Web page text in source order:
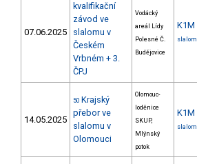
07.06.2025
kvalifikační
závod ve
slalomu v
Českém
Vrbném + 3.
ČPJ
Vodácký
areál Lídy
Polesné Č.
Budějovice
K1M
slalom
14.05.2025
50 Krajský
přebor ve
slalomu v
Olomouci
Olomouc-
loděnice
SKUP,
Mlýnský
potok
K1M
slalom